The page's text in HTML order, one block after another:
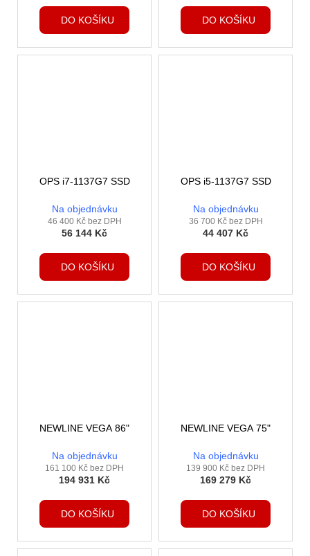
DO KOŠÍKU DO KOŠÍKU
OPS i7-1137G7 SSD
Na objednávku
46 400 Kč bez DPH
56 144 Kč
DO KOŠÍKU
OPS i5-1137G7 SSD
Na objednávku
36 700 Kč bez DPH
44 407 Kč
DO KOŠÍKU
NEWLINE VEGA 86"
Na objednávku
161 100 Kč bez DPH
194 931 Kč
DO KOŠÍKU
NEWLINE VEGA 75"
Na objednávku
139 900 Kč bez DPH
169 279 Kč
DO KOŠÍKU